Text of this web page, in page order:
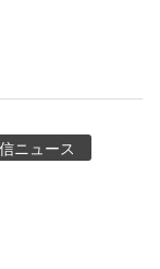
ニュース